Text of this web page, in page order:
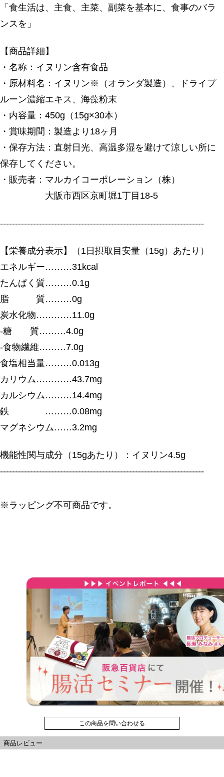
「食生活は、主食、主菜、副菜を基本に、食事のバラ
ンスを」
【商品詳細】
・名称：イヌリン含有食品
・原材料名：イヌリン※（オランダ製造）、ドライプ
ルーン濃縮エキス、海藻粉末
・内容量：450g（15g×30本）
・賞味期間：製造より18ヶ月
・保存方法：直射日光、高温多湿を避けて涼しい所に
保存してください。
・販売者：マルカイコーポレーション（株）
大阪市西区京町堀1丁目18-5
--------------------------------------------------------------------
【栄養成分表示】（1日摂取目安量（15g）あたり）
エネルギー………31kcal
たんぱく質………0.1g
脂 質………0g
炭水化物…………11.0g
-糖 質………4.0g
-食物繊維………7.0g
食塩相当量………0.013g
カリウム…………43.7mg
カルシウム………14.4mg
鉄 ………0.08mg
マグネシウム……3.2mg
機能性関与成分（15gあたり）：イヌリン4.5g
--------------------------------------------------------------------
※ラッピング不可商品です。
この商品を問い合わせる
商品レビュー